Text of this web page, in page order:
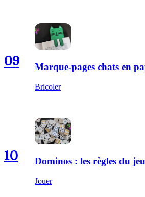
09 Marque-pages chats en
Bricoler
10 Dominos : les règles du jeu
Jouer